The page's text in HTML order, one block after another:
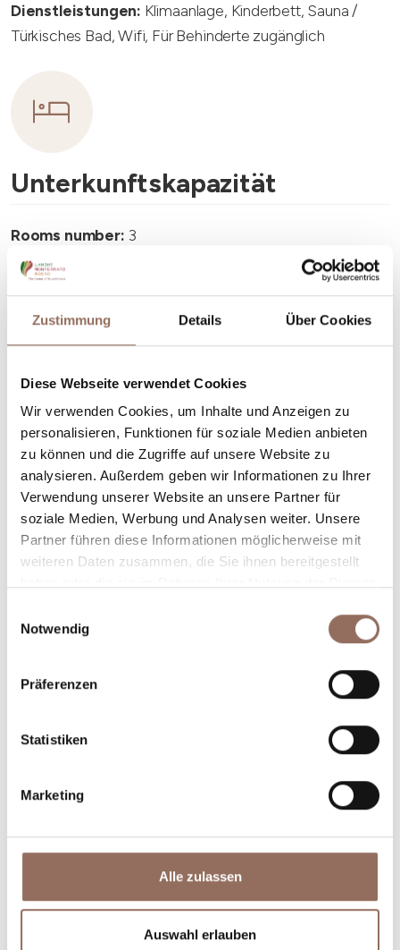
Zustimmung Details Über Cookies
Diese Webseite verwendet Cookies
Wir verwenden Cookies, um Inhalte und Anzeigen zu
personalisieren, Funktionen für soziale Medien anbieten
zu können und die Zugriffe auf unsere Website zu
analysieren. Außerdem geben wir Informationen zu Ihrer
Verwendung unserer Website an unsere Partner für
soziale Medien, Werbung und Analysen weiter. Unsere
Partner führen diese Informationen möglicherweise mit
weiteren Daten zusammen, die Sie ihnen bereitgestellt
Notwendig
Präferenzen
Statistiken
Marketing
Alle zulassen
Auswahl erlauben
Dienstleistungen: Klimaanlage, Kinderbett, Sauna /
Türkisches Bad, Wifi, Für Behinderte zugänglich
Unterkunftskapazität
Rooms number: 3
Anzahl Badezimmer:
Beds number:6
Dein Urlaub
Plane, wo du übernachtest und isst, was du in jedem
Winkel des Langhe Monferrato Roero unternehmen
willst, mit einem Blick aufs Wetter in Echtzeit.
Betriebe